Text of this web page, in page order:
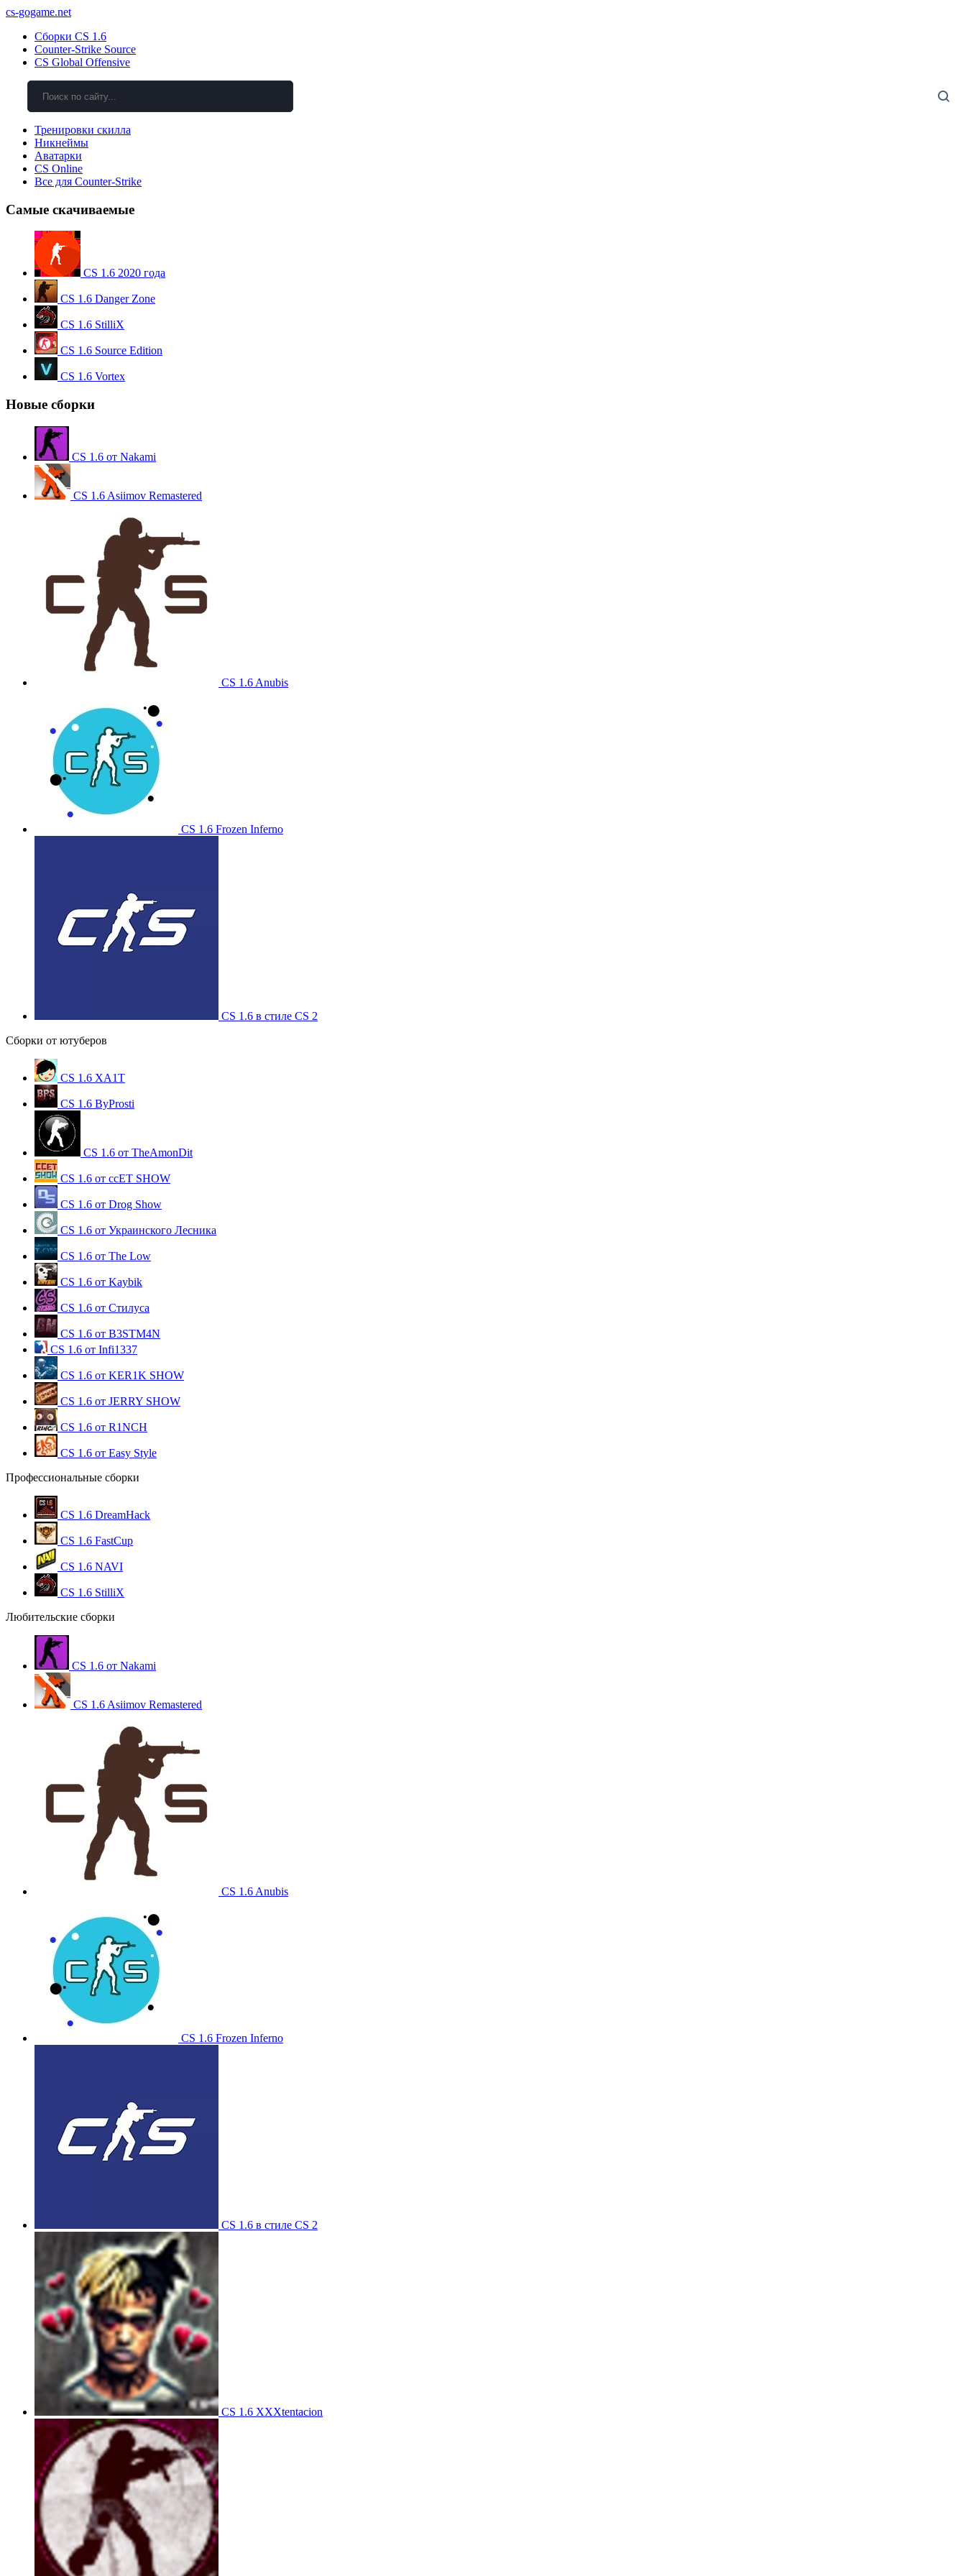
cs-gogame.net
Сборки CS 1.6
Counter-Strike Source
CS Global Offensive
Тренировки скилла
Никнеймы
Аватарки
CS Online
Все для Counter-Strike
Самые скачиваемые
CS 1.6 2020 года
CS 1.6 Danger Zone
CS 1.6 StilliX
CS 1.6 Source Edition
CS 1.6 Vortex
Новые сборки
CS 1.6 от Nakami
CS 1.6 Asiimov Remastered
CS 1.6 Anubis
CS 1.6 Frozen Inferno
CS 1.6 в стиле CS 2
Сборки от ютуберов
CS 1.6 XA1T
CS 1.6 ByProsti
CS 1.6 от TheAmonDit
CS 1.6 от ccET SHOW
CS 1.6 от Drog Show
CS 1.6 от Украинского Лесника
CS 1.6 от The Low
CS 1.6 от Kaybik
CS 1.6 от Стилуса
CS 1.6 от B3STM4N
CS 1.6 от Infi1337
CS 1.6 от KER1K SHOW
CS 1.6 от JERRY SHOW
CS 1.6 от R1NCH
CS 1.6 от Easy Style
Профессиональные сборки
CS 1.6 DreamHack
CS 1.6 FastCup
CS 1.6 NAVI
CS 1.6 StilliX
Любительские сборки
CS 1.6 от Nakami
CS 1.6 Asiimov Remastered
CS 1.6 Anubis
CS 1.6 Frozen Inferno
CS 1.6 в стиле CS 2
CS 1.6 XXXtentacion